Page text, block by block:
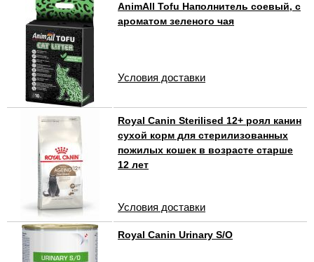
AnimAll Tofu Наполнитель соевый, с
ароматом зеленого чая
Условия доставки
Royal Canin Sterilised 12+ роял канин
сухой корм для стерилизованных
пожилых кошек в возрасте старше
12 лет
Условия доставки
Royal Canin Urinary S/O